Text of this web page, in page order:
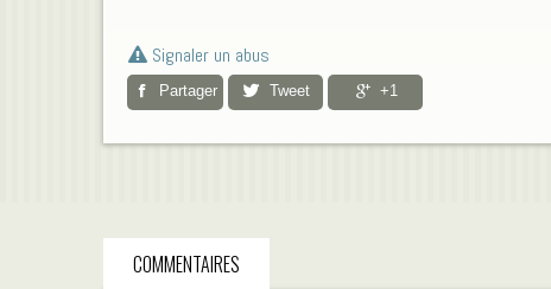
Signaler un abus
Partager Tweet +1
COMMENTAIRES